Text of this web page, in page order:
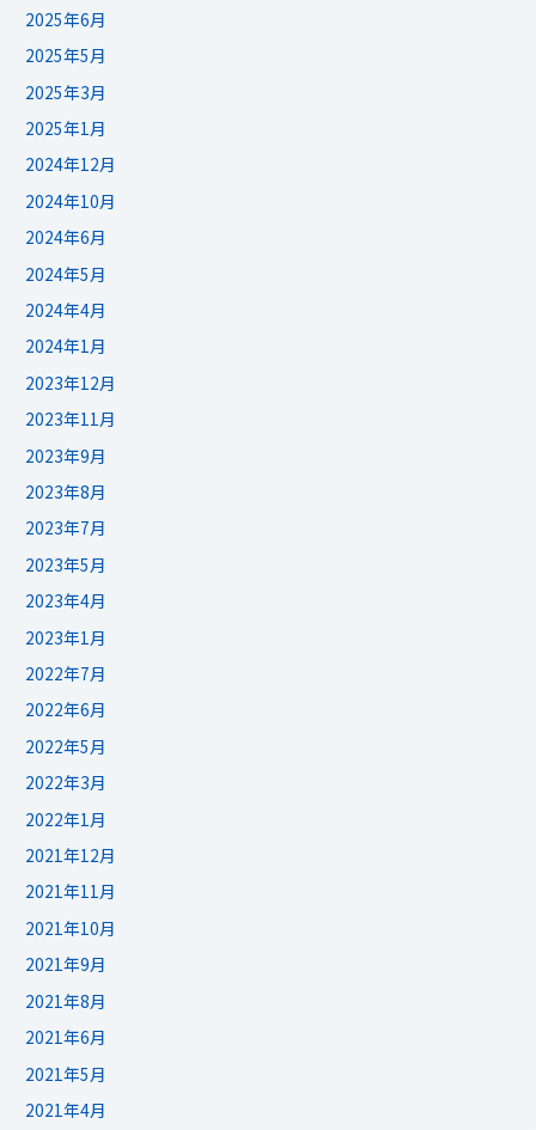
2025年6月
2025年5月
2025年3月
2025年1月
2024年12月
2024年10月
2024年6月
2024年5月
2024年4月
2024年1月
2023年12月
2023年11月
2023年9月
2023年8月
2023年7月
2023年5月
2023年4月
2023年1月
2022年7月
2022年6月
2022年5月
2022年3月
2022年1月
2021年12月
2021年11月
2021年10月
2021年9月
2021年8月
2021年6月
2021年5月
2021年4月